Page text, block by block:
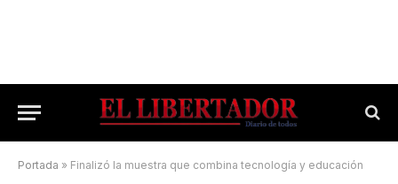
Portada » Finalizó la muestra que combina tecnología y educación